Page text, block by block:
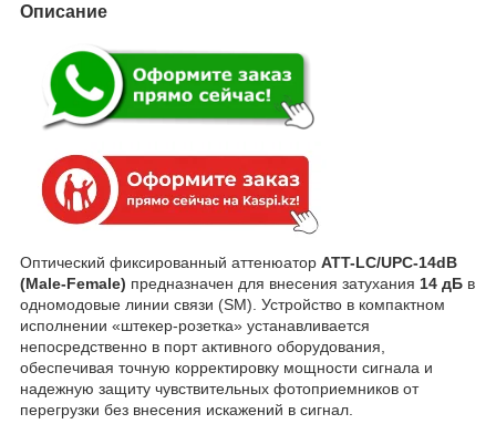
Описание
Оптический фиксированный аттенюатор ATT-LC/UPC-14dB
(Male-Female) предназначен для внесения затухания 14 дБ в
одномодовые линии связи (SM). Устройство в компактном
исполнении «штекер-розетка» устанавливается
непосредственно в порт активного оборудования,
обеспечивая точную корректировку мощности сигнала и
надежную защиту чувствительных фотоприемников от
перегрузки без внесения искажений в сигнал.